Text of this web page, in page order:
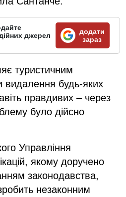
джерел
додати
зараз
туристичним
видалення будь-яких
правдивих – через
було дійсно
Управління
якому доручено
законодавства,
незаконним